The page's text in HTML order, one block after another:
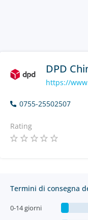
DPD
https://
0755-25502507
Rating
Termini di consegna
0-14 giorni